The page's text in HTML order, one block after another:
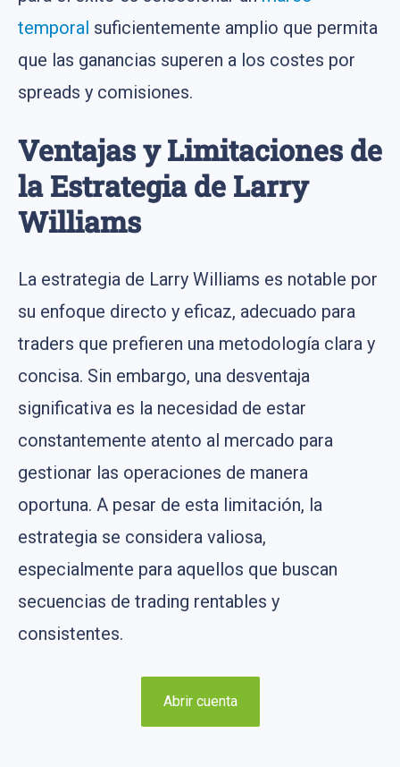
temporal suficientemente amplio que permita
que las ganancias superen a los costes por
spreads y comisiones.
Ventajas y Limitaciones de
la Estrategia de Larry
Williams
La estrategia de Larry Williams es notable por
su enfoque directo y eficaz, adecuado para
traders que prefieren una metodología clara y
concisa. Sin embargo, una desventaja
significativa es la necesidad de estar
constantemente atento al mercado para
gestionar las operaciones de manera
oportuna. A pesar de esta limitación, la
estrategia se considera valiosa,
especialmente para aquellos que buscan
secuencias de trading rentables y
consistentes.
Abrir cuenta